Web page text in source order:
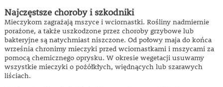
Najczęstsze choroby i szkodniki
Mieczykom zagrażają mszyce i wciornastki. Rośliny nadmiernie
porażone, a także uszkodzone przez choroby grzybowe lub
bakteryjne są natychmiast niszczone. Od połowy maja do końca
września chronimy mieczyki przed wciornastkami i mszycami za
pomocą chemicznego oprysku. W okresie wegetacji usuwamy
wszystkie mieczyki o pożółkłych, więdnących lub szarawych
liściach.